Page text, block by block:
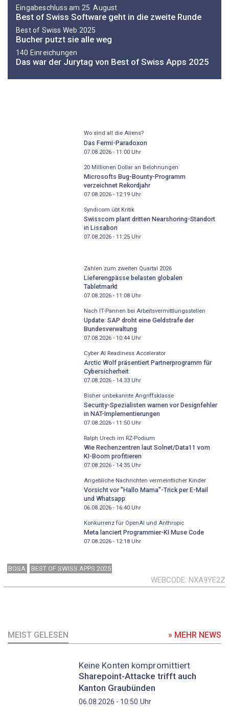
Eingabeschluss am 25. August
Best of Swiss Software geht in die zweite Runde
Best of Swiss Web 2025
Bucher putzt sie alle weg
140 Einreichungen
Das war der Jurytag von Best of Swiss Apps 2025
Wo sind all die Aliens?
Das Fermi-Paradoxon
07.08.2026 - 11:00Uhr
20 Millionen Dollar an Belohnungen
Microsofts Bug-Bounty-Programm
verzeichnet Rekordjahr
07.08.2026 - 12:19Uhr
Syndicom übt Kritik
Swisscom plant dritten Nearshoring-Standort
in Lissabon
07.08.2026 - 11:25Uhr
Zahlen zum zweiten Quartal 2026
Lieferengpässe belasten globalen
Tabletmarkt
07.08.2026 - 11:08Uhr
Nach IT-Pannen bei Arbeitsvermittlungsstellen
Update: SAP droht eine Geldstrafe der
Bundesverwaltung
07.08.2026 - 10:44Uhr
Cyber AI Readiness Accelerator
Arctic Wolf präsentiert Partnerprogramm für
Cybersicherheit
07.08.2026 - 14:33Uhr
Bisher unbekannte Angriffsklasse
Security-Spezialisten warnen vor Designfehler
in NAT-Implementierungen
07.08.2026 - 11:50Uhr
Ralph Urech im RZ-Podium
Wie Rechenzentren laut Solnet/Data11 vom
KI-Boom profitieren
07.08.2026 - 14:35Uhr
Angebliche Nachrichten vermeintlicher Kinder
Vorsicht vor "Hallo Mama"-Trick per E-Mail
und Whatsapp
06.08.2026 - 16:40Uhr
Konkurrenz für OpenAI und Anthropic
Meta lanciert Programmier-KI Muse Code
07.08.2026 - 12:18Uhr
BOSA BEST OF SWISS APPS 2025
WEBCODE NXA9YE2Z
MEIST GELESEN » MEHR NEWS
Keine Konten kompromittiert
Sharepoint-Attacke trifft auch
Kanton Graubünden
06.08.2026 - 10:50 Uhr